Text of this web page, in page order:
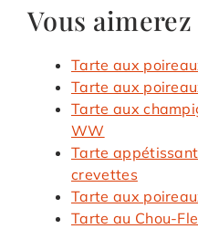
Vous aimerez
Tarte aux
Tarte aux
Tarte aux
WW
Tarte
crevettes
Tarte aux
Tarte au Chou-